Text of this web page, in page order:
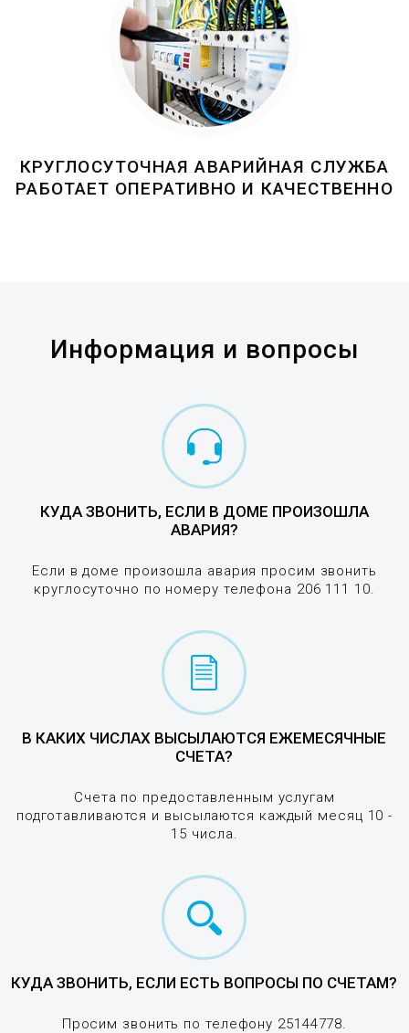
КРУГЛОСУТОЧНАЯ АВАРИЙНАЯ СЛУЖБА
РАБОТАЕТ ОПЕРАТИВНО И КАЧЕСТВЕННО
Информация и вопросы
КУДА ЗВОНИТЬ, ЕСЛИ В ДОМЕ ПРОИЗОШЛА
АВАРИЯ?
Если в доме произошла авария просим звонить
круглосуточно по номеру телефона 206 111 10.
В КАКИХ ЧИСЛАХ ВЫСЫЛАЮТСЯ ЕЖЕМЕСЯЧНЫЕ
СЧЕТА?
Счета по предоставленным услугам
подготавливаются и высылаются каждый месяц 10 -
15 числа.
КУДА ЗВОНИТЬ, ЕСЛИ ЕСТЬ ВОПРОСЫ ПО СЧЕТАМ?
Просим звонить по телефону 25144778.